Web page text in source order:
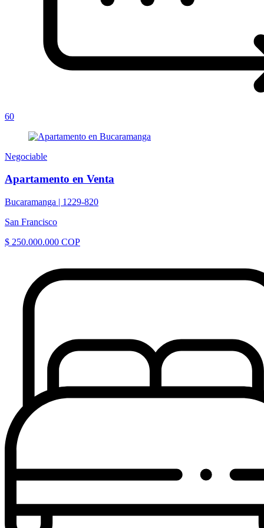
60
Negociable
Apartamento en Venta
Bucaramanga | 1229-820
San Francisco
$ 250.000.000 COP